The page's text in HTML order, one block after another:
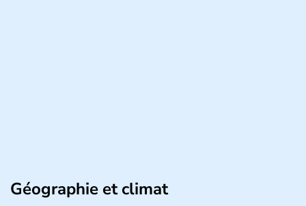
Géographie et climat